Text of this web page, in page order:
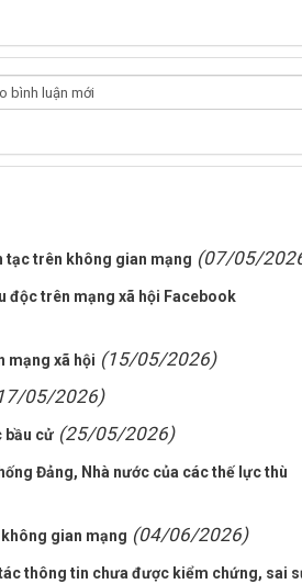
tạc trên không gian mạng (07/05/
độc trên mạng xã hội Facebook
mạng xã hội (15/05/2026)
05/2026)
bầu cử (25/05/2026)
Đảng, Nhà nước của các thế lực thù
gian mạng (04/06/2026)
thông tin chưa được kiểm chứng, sai